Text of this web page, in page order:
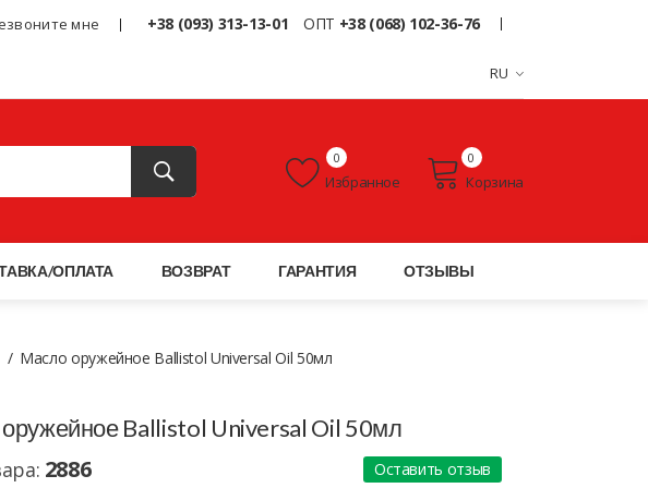
мне +38 (093) 313-13-01 ОПТ +38 (068) 102-36-76
RU
МАГАЗИН
Избранное
0
Корзина
0
ОПЛАТА ВОЗВРАТ ГАРАНТИЯ ОТЗЫВЫ
Масло оружейное Ballistol Universal Oil 50мл
Ballistol Universal Oil 50мл
2886 Оставить отзыв